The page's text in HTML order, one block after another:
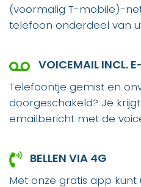
(voormalig T-mobile)-
telefoon onderdeel van
VOICEMAIL INCL.
Telefoontje gemist en
doorgeschakeld? Je
emailbericht met de
BELLEN VIA 4G
Met onze gratis app